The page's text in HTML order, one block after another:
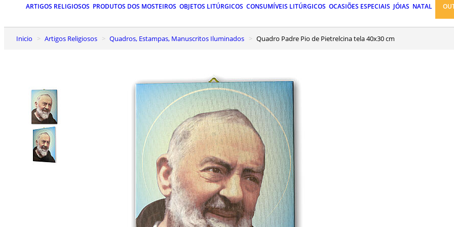
ARTIGOS RELIGIOSOS PRODUTOS DOS MOSTEIROS OBJETOS LITÚRGICOS CONSUMÍVEIS LITÚRGICOS OCASIÕES ESPECIAIS JÓIAS NATAL
Inicio Artigos Religiosos Quadros, Estampas, Manuscritos Iluminados Quadro Padre Pio de Pietrelcina tela 40x30 cm